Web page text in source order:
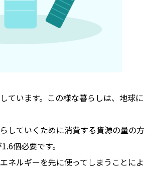
ています。この様な暮らしは、地球に
していくために消費する資源の量の方
個必要です。
ネルギーを先に使ってしまうことによ